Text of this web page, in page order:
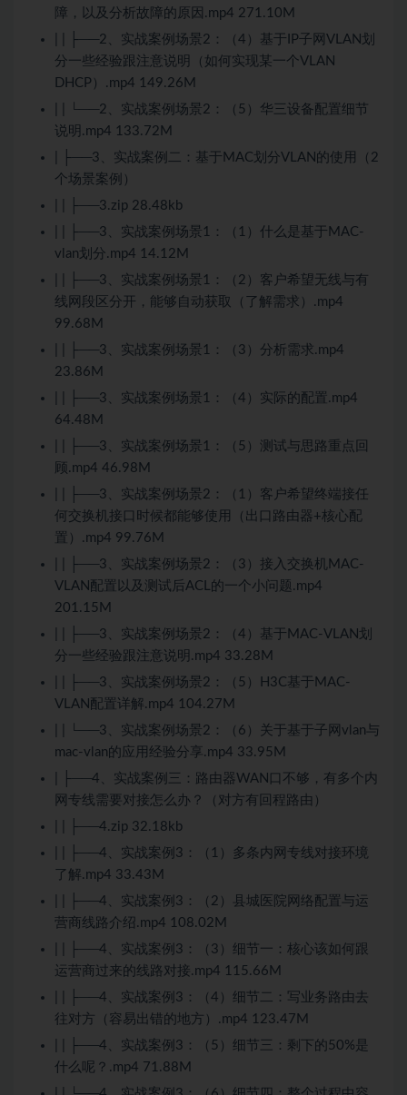
障，以及分析故障的原因.mp4 271.10M
| | ├──2、实战案例场景2：（4）基于IP子网VLAN划
分一些经验跟注意说明（如何实现某一个VLAN
DHCP）.mp4 149.26M
| | └──2、实战案例场景2：（5）华三设备配置细节
说明.mp4 133.72M
| ├──3、实战案例二：基于MAC划分VLAN的使用（2
个场景案例）
| | ├──3.zip 28.48kb
| | ├──3、实战案例场景1：（1）什么是基于MAC-
vlan划分.mp4 14.12M
| | ├──3、实战案例场景1：（2）客户希望无线与有
线网段区分开，能够自动获取（了解需求）.mp4
99.68M
| | ├──3、实战案例场景1：（3）分析需求.mp4
23.86M
| | ├──3、实战案例场景1：（4）实际的配置.mp4
64.48M
| | ├──3、实战案例场景1：（5）测试与思路重点回
顾.mp4 46.98M
| | ├──3、实战案例场景2：（1）客户希望终端接任
何交换机接口时候都能够使用（出口路由器+核心配
置）.mp4 99.76M
| | ├──3、实战案例场景2：（3）接入交换机MAC-
VLAN配置以及测试后ACL的一个小问题.mp4
201.15M
| | ├──3、实战案例场景2：（4）基于MAC-VLAN划
分一些经验跟注意说明.mp4 33.28M
| | ├──3、实战案例场景2：（5）H3C基于MAC-
VLAN配置详解.mp4 104.27M
| | └──3、实战案例场景2：（6）关于基于子网vlan与
mac-vlan的应用经验分享.mp4 33.95M
| ├──4、实战案例三：路由器WAN口不够，有多个内
网专线需要对接怎么办？（对方有回程路由）
| | ├──4.zip 32.18kb
| | ├──4、实战案例3：（1）多条内网专线对接环境
了解.mp4 33.43M
| | ├──4、实战案例3：（2）县城医院网络配置与运
营商线路介绍.mp4 108.02M
| | ├──4、实战案例3：（3）细节一：核心该如何跟
运营商过来的线路对接.mp4 115.66M
| | ├──4、实战案例3：（4）细节二：写业务路由去
往对方（容易出错的地方）.mp4 123.47M
| | ├──4、实战案例3：（5）细节三：剩下的50%是
什么呢？.mp4 71.88M